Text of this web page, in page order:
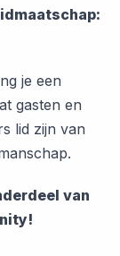
je een
gasten en
lid zijn van
van